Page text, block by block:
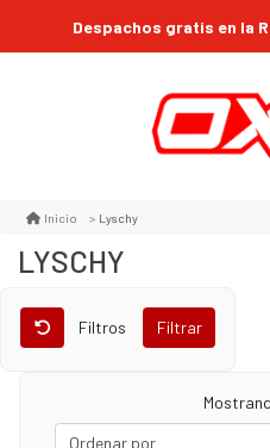
Despachos gratis en la
Inicio Lyschy
LYSCHY
Filtros Filtrar